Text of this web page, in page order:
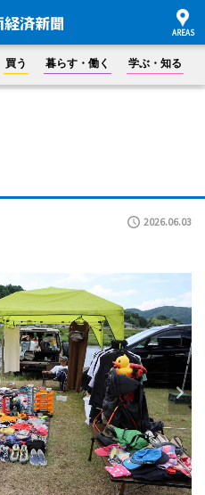
買う 暮らす・働く 学ぶ・知る
2026.06.03